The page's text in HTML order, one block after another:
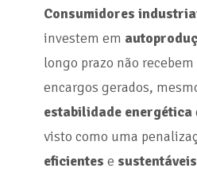
Consumidores
investem em
longo prazo não
encargos gerados,
estabilidade energética
visto como uma
eficientes e sustentáveis